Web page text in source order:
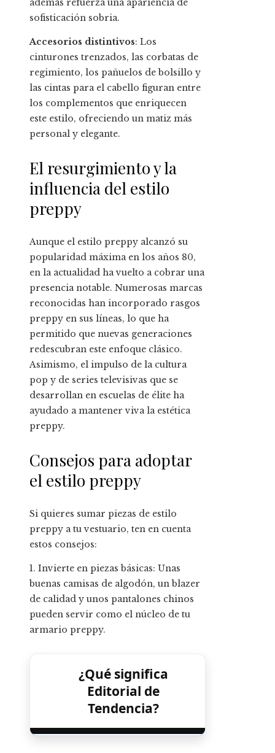
además refuerza una apariencia de
sofisticación sobria.
Accesorios distintivos: Los
cinturones trenzados, las corbatas de
regimiento, los pañuelos de bolsillo y
las cintas para el cabello figuran entre
los complementos que enriquecen
este estilo, ofreciendo un matiz más
personal y elegante.
El resurgimiento y la
influencia del estilo
preppy
Aunque el estilo preppy alcanzó su
popularidad máxima en los años 80,
en la actualidad ha vuelto a cobrar una
presencia notable. Numerosas marcas
reconocidas han incorporado rasgos
preppy en sus líneas, lo que ha
permitido que nuevas generaciones
redescubran este enfoque clásico.
Asimismo, el impulso de la cultura
pop y de series televisivas que se
desarrollan en escuelas de élite ha
ayudado a mantener viva la estética
preppy.
Consejos para adoptar
el estilo preppy
Si quieres sumar piezas de estilo
preppy a tu vestuario, ten en cuenta
estos consejos:
1. Invierte en piezas básicas: Unas
buenas camisas de algodón, un blazer
de calidad y unos pantalones chinos
pueden servir como el núcleo de tu
armario preppy.
¿Qué significa
Editorial de
Tendencia?